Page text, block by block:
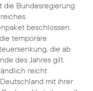
die Bundesregierung
beschlossen.
temporäre
die ab
des Jahres gilt.
reicht
mit ihrer